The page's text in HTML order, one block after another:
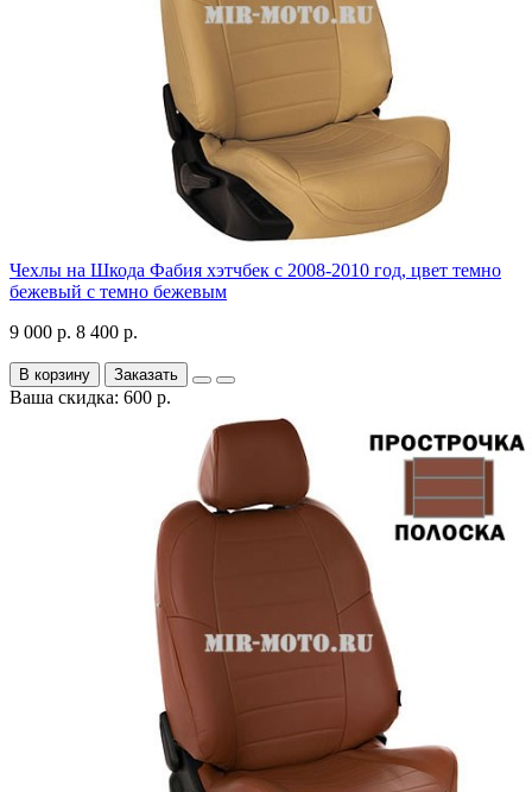
Чехлы на Шкода Фабия хэтчбек с 2008-2010 год, цвет темно
бежевый с темно бежевым
9 000 р. 8 400 р.
В корзину Заказать
Ваша скидка: 600 р.